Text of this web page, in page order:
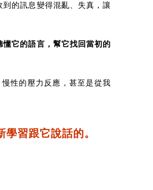
的訊息變得混亂、失真，讓
它的語言，幫它找回當初的
性的壓力反應，甚至是從我
習跟它說話的。